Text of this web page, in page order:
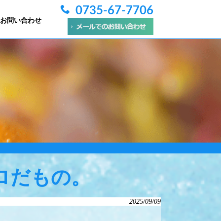
お問い合わせ
0735-67-7706
だもの。
2025/09/09